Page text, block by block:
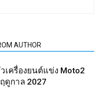
AUTHOR
เครื่องยนต์แข่ง Moto2
ดูกาล 2027